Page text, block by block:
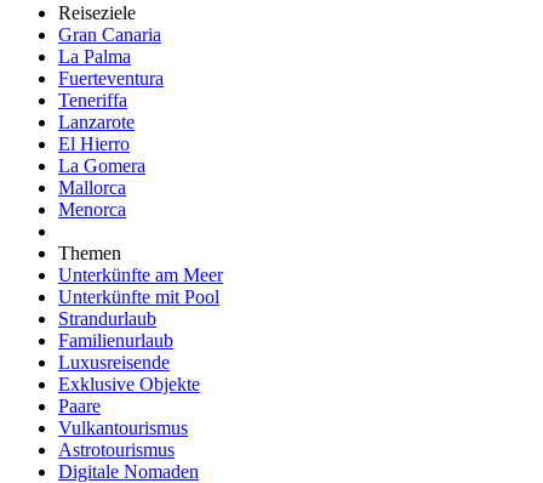
Reiseziele
Gran Canaria
La Palma
Fuerteventura
Teneriffa
Lanzarote
El Hierro
La Gomera
Mallorca
Menorca
Themen
Unterkünfte am Meer
Unterkünfte mit Pool
Strandurlaub
Familienurlaub
Luxusreisende
Exklusive Objekte
Paare
Vulkantourismus
Astrotourismus
Digitale Nomaden